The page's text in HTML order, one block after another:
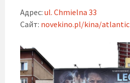
Адрес: ul. Chmielna 33
Сайт: novekino.pl/kina/atlantic